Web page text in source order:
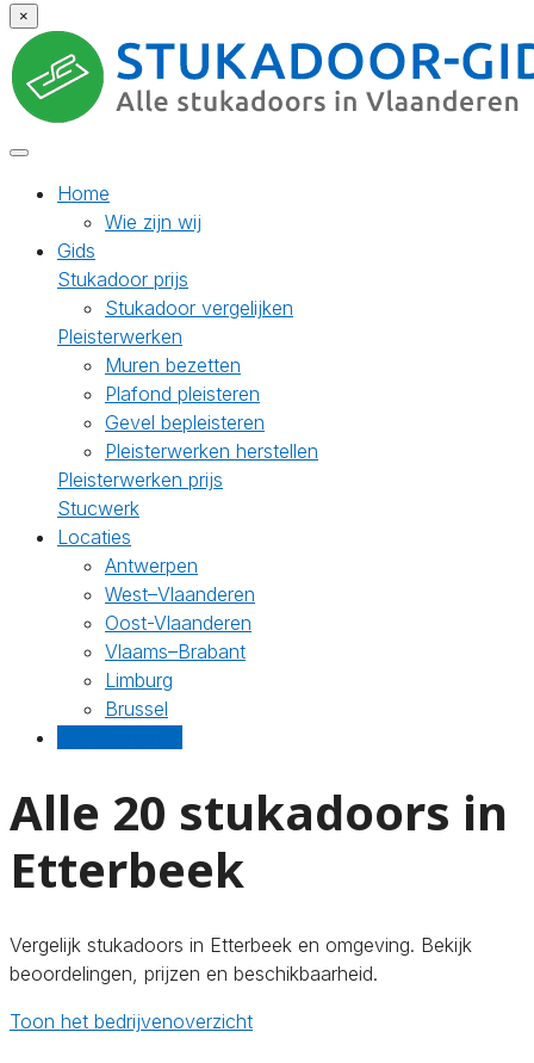
×
Home
Wie zijn wij
Gids
Stukadoor prijs
Stukadoor vergelijken
Pleisterwerken
Muren bezetten
Plafond pleisteren
Gevel bepleisteren
Pleisterwerken herstellen
Pleisterwerken prijs
Stucwerk
Locaties
Antwerpen
West–Vlaanderen
Oost-Vlaanderen
Vlaams–Brabant
Limburg
Brussel
Alle 20 stukadoors in
Etterbeek
Vergelijk stukadoors in Etterbeek en omgeving. Bekijk
beoordelingen, prijzen en beschikbaarheid.
Toon het bedrijvenoverzicht